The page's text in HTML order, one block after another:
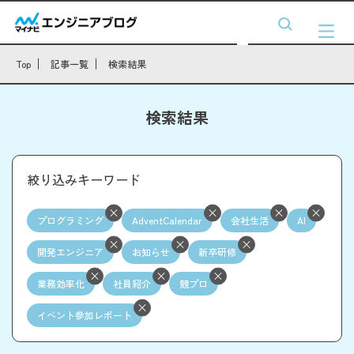
Top 記事一覧 検索結果
検索結果
絞り込みキーワード
プログラミング AdventCalendar 会社生活 AI
開発エンジニア お知らせ 新卒研修
業務効率化 社員紹介 競プロ
イベント参加レポート